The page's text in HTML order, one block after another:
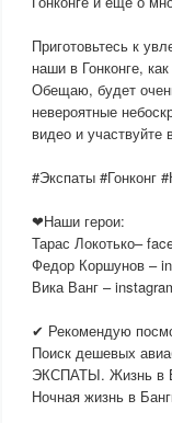
Приготовьтесь к
наши в Гонконге,
Обещаю, будет
невероятные
видео и участвуйте
#Экспаты #Гонконг
❤Наши герои:
Тарас Локотько–
Федор Коршунов –
Вика Ванг –
✔ Рекомендую
Поиск дешевых
ЭКСПАТЫ. Жизнь в
Ночная жизнь в